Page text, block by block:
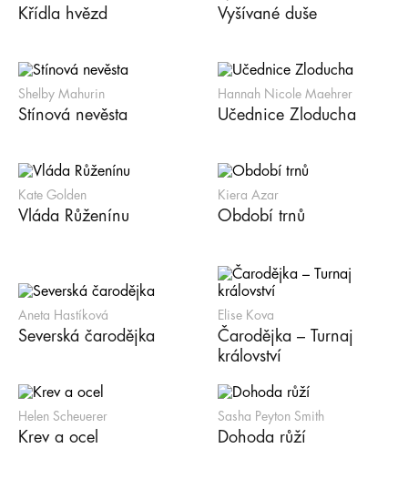
Křídla hvězd Vyšívané duše
Shelby Mahurin
Stínová nevěsta
Hannah Nicole Maehrer
Učednice Zloducha
Kate Golden
Vláda Růženínu
Kiera Azar
Období trnů
Aneta Hastíková
Severská čarodějka
Elise Kova
Čarodějka – Turnaj
království
Helen Scheuerer
Krev a ocel
Sasha Peyton Smith
Dohoda růží